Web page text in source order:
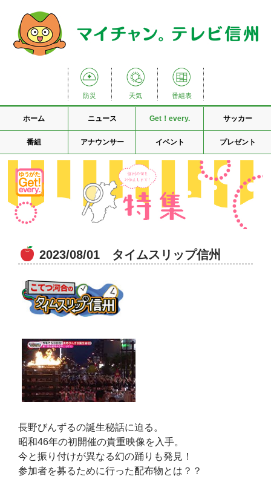
防災 天気 番組表
ホーム ニュース Get！every. サッカー
番組 アナウンサー イベント プレゼント
2023/08/01 タイムスリップ信州
長野びんずるの誕生秘話に迫る。
昭和46年の初開催の貴重映像を入手。
今と振り付けが異なる幻の踊りも発見！
参加者を募るために行った配布物とは？？